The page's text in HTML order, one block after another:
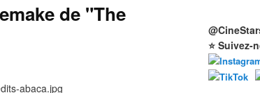
de "The
⭐ Suivez-